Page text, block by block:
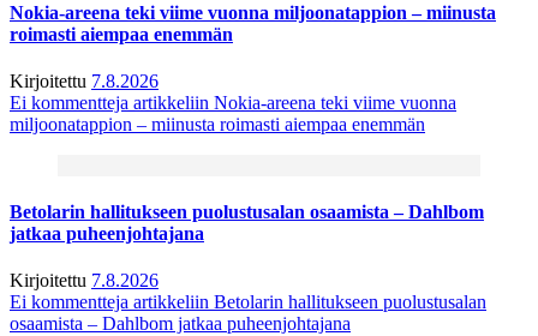
Nokia-areena teki viime vuonna miljoonatappion – miinusta
roimasti aiempaa enemmän
Kirjoitettu 7.8.2026
Ei kommentteja artikkeliin Nokia-areena teki viime vuonna
miljoonatappion – miinusta roimasti aiempaa enemmän
Betolarin hallitukseen puolustusalan osaamista – Dahlbom
jatkaa puheenjohtajana
Kirjoitettu 7.8.2026
Ei kommentteja artikkeliin Betolarin hallitukseen puolustusalan
osaamista – Dahlbom jatkaa puheenjohtajana